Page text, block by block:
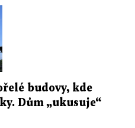
budovy, kde
Dům „ukusuje“